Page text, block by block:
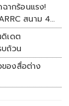
ากร้อนแรง!
สนาม 4
เดต
ถ้วน
ของสื่อต่าง